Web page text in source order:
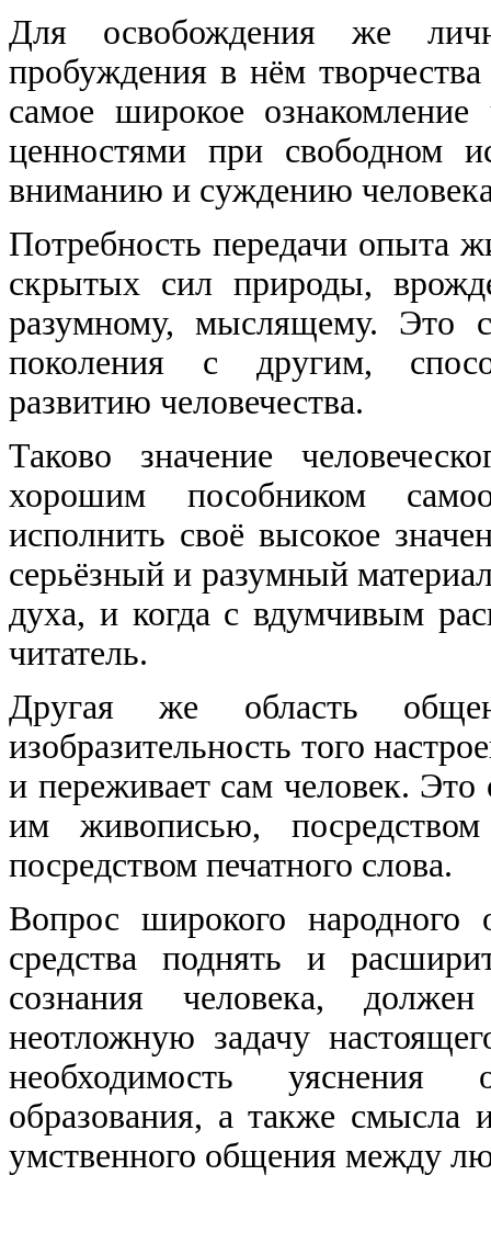
Для освобождения же
пробуждения в нём
самое широкое
ценностями при свободном
вниманию и суждению
Потребность передачи опыта
скрытых сил природы,
разумному, мыслящему. Это
поколения с другим,
развитию человечества.
Таково значение
хорошим пособником
исполнить своё высокое
серьёзный и разумный
духа, и когда с вдумчивым
читатель.
Другая же область
изобразительность того
и переживает сам человек. Это
им живописью,
посредством печатного слова.
Вопрос широкого народного
средства поднять и
сознания человека,
неотложную задачу
необходимость уяснения
образования, а также смысла
умственного общения между